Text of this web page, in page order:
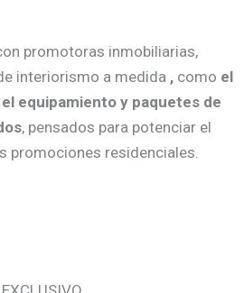
promotoras inmobiliarias,
interiorismo a medida , como el
equipamiento y paquetes de
, pensados para potenciar el
promociones residenciales.